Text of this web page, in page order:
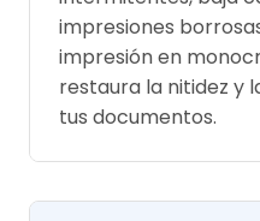
impresiones
impresión en
restaura la nitidez y
tus documentos.